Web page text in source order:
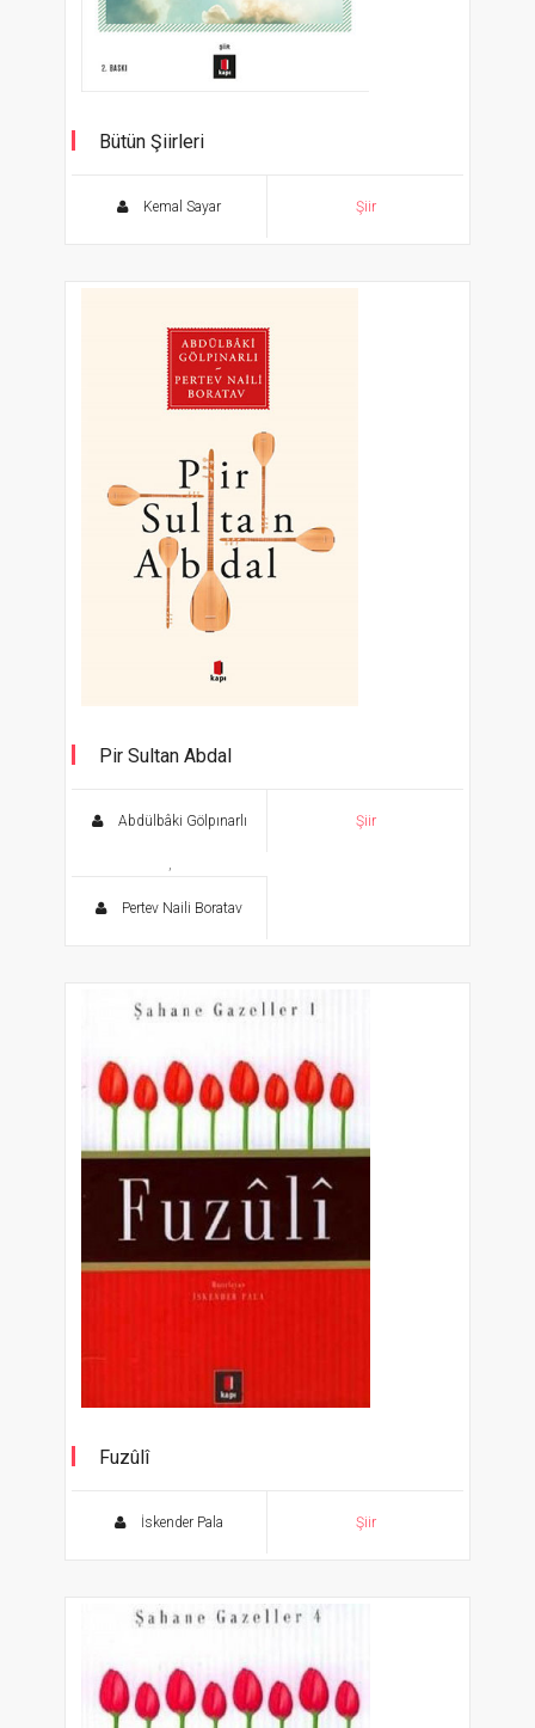
Bütün Şiirleri
Kemal Sayar Şiir
Pir Sultan Abdal
Abdülbâki Gölpınarlı
,
Pertev Naili Boratav
Şiir
Fuzûlî
İskender Pala Şiir